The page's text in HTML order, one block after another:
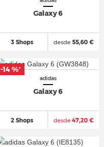
Galaxy 6
3 Shops desde55,60 €
adidas
Galaxy 6
2 Shops desde47,20 €
-14 %*